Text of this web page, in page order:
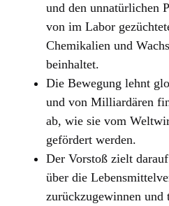
und den unnatürlichen
von im Labor
Chemikalien und
beinhaltet.
Die Bewegung lehnt
und von Milliardären
ab, wie sie vom
gefördert werden.
Der Vorstoß zielt
über die
zurückzugewinnen und